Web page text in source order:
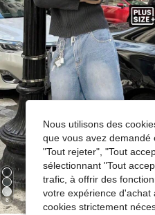
6
Nous utilisons des
que vous avez demandé
"Tout rejeter", "Tout
sélectionnant "Tout
trafic, à offrir des
votre expérience d'achat
cookies strictement